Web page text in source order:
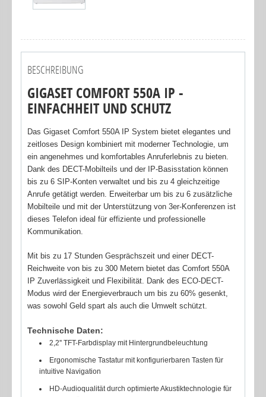
BESCHREIBUNG
GIGASET COMFORT 550A IP -
EINFACHHEIT UND SCHUTZ
Das Gigaset Comfort 550A IP System bietet elegantes und
zeitloses Design kombiniert mit moderner Technologie, um
ein angenehmes und komfortables Anruferlebnis zu bieten.
Dank des DECT-Mobilteils und der IP-Basisstation können
bis zu 6 SIP-Konten verwaltet und bis zu 4 gleichzeitige
Anrufe getätigt werden. Erweiterbar um bis zu 6 zusätzliche
Mobilteile und mit der Unterstützung von 3er-Konferenzen ist
dieses Telefon ideal für effiziente und professionelle
Kommunikation.
Mit bis zu 17 Stunden Gesprächszeit und einer DECT-
Reichweite von bis zu 300 Metern bietet das Comfort 550A
IP Zuverlässigkeit und Flexibilität. Dank des ECO-DECT-
Modus wird der Energieverbrauch um bis zu 60% gesenkt,
was sowohl Geld spart als auch die Umwelt schützt.
Technische Daten:
2,2'' TFT-Farbdisplay mit Hintergrundbeleuchtung
Ergonomische Tastatur mit konfigurierbaren Tasten für
intuitive Navigation
HD-Audioqualität durch optimierte Akustiktechnologie für